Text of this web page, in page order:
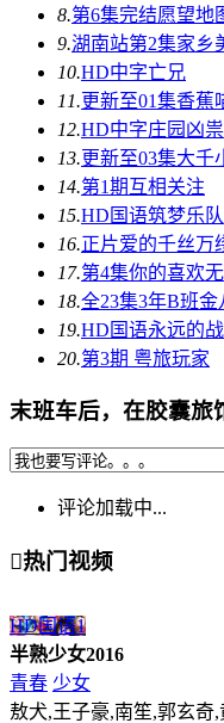
8.第6集完结愿望地
9.湖南站第2集家乡
10.HD中字亡兄
11.更新至01集香蕉
12.HD中字庄园凶祟
13.更新至03集大千
14.第1期互相关注
15.HD国语筑梦乐队
16.正片爱的千丝万
17.第4集你的喜欢
18.全23集3年B班金
19.HD国语永远的
20.第3期 粤旅玩家
末班车后，在胶囊旅
评论加载中...
热门视频
HD国语1
半熟少女2016
青春 少女
敖犬,王子豪,南笙,郭玄奇